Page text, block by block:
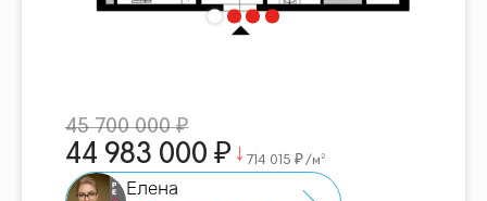
45 700 000
44 983 000 714 015 /м²
Елена